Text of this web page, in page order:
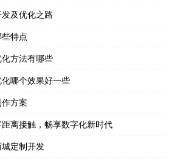
及优化之路
特点
方法有哪些
哪个效果好一些
方案
离接触，畅享数字化新时代
定制开发